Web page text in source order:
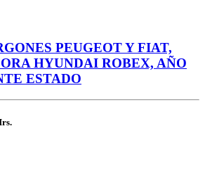
PEUGEOT Y FIAT,
HYUNDAI ROBEX, AÑO
ESTADO